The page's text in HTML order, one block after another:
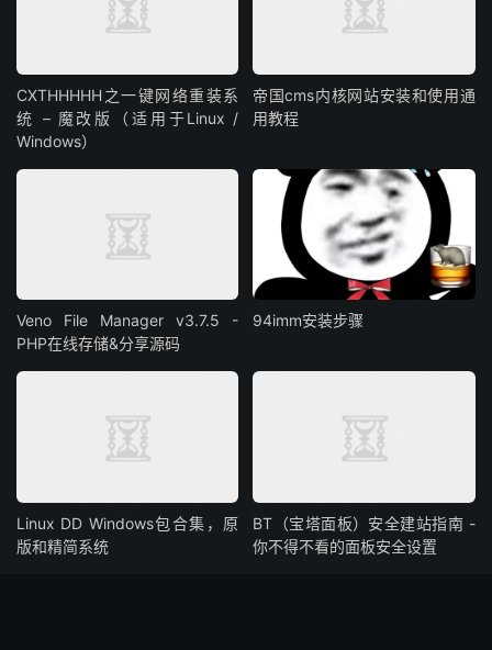
CXTHHHHH之一键网络重装系
统 – 魔改版（适用于Linux /
Windows）
帝国cms内核网站安装和使用通
用教程
Veno File Manager v3.7.5 -
PHP在线存储&分享源码
94imm安装步骤
Linux DD Windows包合集，原
版和精简系统
BT（宝塔面板）安全建站指南 -
你不得不看的面板安全设置